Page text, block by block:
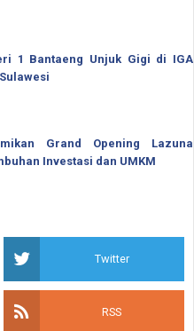
1 Bantaeng Unjuk Gigi di IGA
Grand Opening Lazuna
Investasi dan UMKM
Twitter
RSS